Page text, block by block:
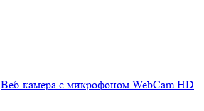
Веб-камера с микрофоном WebCam HD